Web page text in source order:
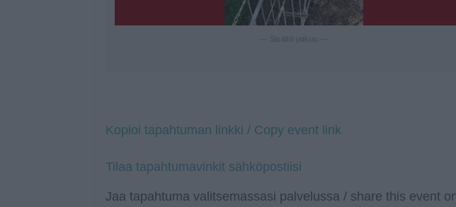
Kopioi tapahtuman linkki / Copy event link
Tilaa tapahtumavinkit sähköpostiisi
Jaa tapahtuma valitsemassasi palvelussa / share this event